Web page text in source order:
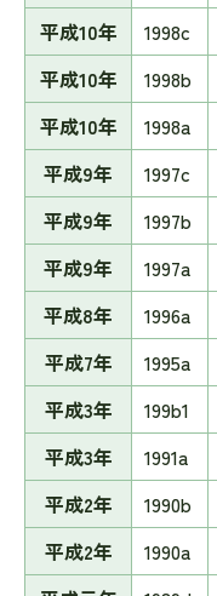
平成10年
1998c
平成10年
1998b
平成10年
1998a
平成9年
1997c
平成9年
1997b
平成9年
1997a
平成8年
1996a
平成7年
1995a
平成3年
199b1
平成3年
1991a
平成2年
1990b
平成2年
1990a